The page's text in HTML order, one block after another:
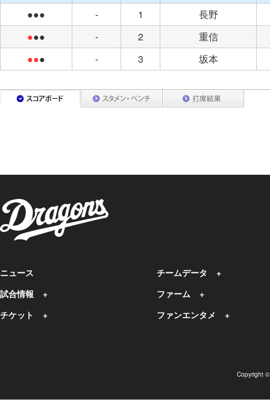
●●● - 1
長野
●●● - 2
重信
●●● - 3 坂本
ニュース
試合情報
チケット
チームデータ
ファーム
ファンエンタメ
Copyright